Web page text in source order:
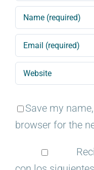
Save my
browser for the